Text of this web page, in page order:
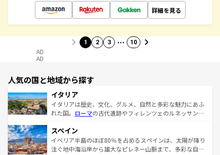
詳細を見る
1 2 3 … 10
AD
AD
人気の国と地域から探す
イタリア
イタリアは歴史、文化、グルメ、自然と多彩な魅力にあふ
れた国。 ローマの古代遺跡やフィレンツェのルネッサンス
ろん、トスカーナの美しい田園風景やアマルフィ海岸の絶
景など、自然景観も見逃せない。観光の合間には、本場の
ピザやパスタなど、絶品のイタリア料理を堪能することも
スペイン
イベリア半島のほぼ80％を占めるスペインは、太陽が降り
注ぐ地中海沿岸から雄大なピレネー山脈まで、多彩な自然